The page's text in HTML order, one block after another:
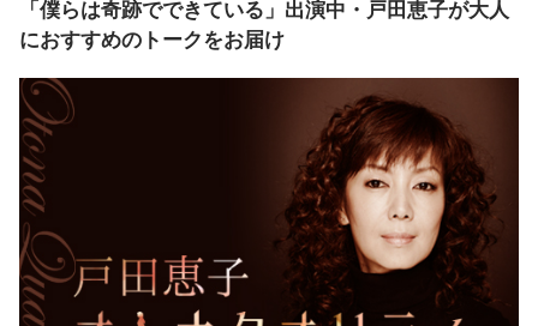
「僕らは奇跡でできている」出演中・戸田恵子が大人
におすすめのトークをお届け